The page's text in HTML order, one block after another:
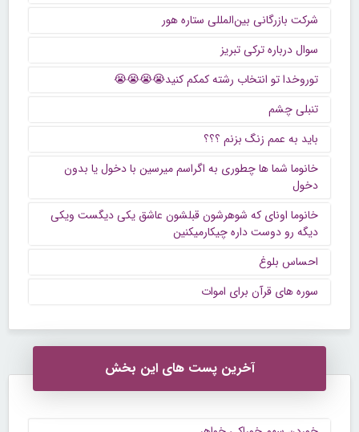
شرکت بازرگانی بین‌المللی ستاره هور
سوال درباره ترکی تبریز
توروخدا تو انتخاب رشته کمکم کنید😭😭😭😭
تنبلی چشم
باید به عمم زنگ بزنم ؟؟؟
خانوما شما ها چطوری به اگراسم میرسین با دخول یا بدون
دخول
خانوما اونای که شوهرشون قبلشون عاشق یکی دیگست ویکی
دیگه رو دوست داره چیکارمیکنین
احساس بلوغ
سوره های قرآن برای اموات
آخرین پست های این بخش